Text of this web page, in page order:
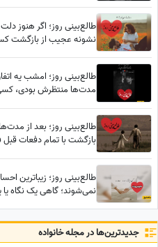
طالع‌بینی روز؛ اگر هنوز
نشونه عجیب از بازگشت
طالع‌بینی روز؛ امشب یه
مدت‌ها منتظرش بودی،
طالع‌بینی روز؛ بعد از
بازگشت با تمام دفعات
طالع‌بینی روز؛
نمی‌شوند؛ گاهی یک نگاه
جدید‌ترین‌ها در مجله خانواده